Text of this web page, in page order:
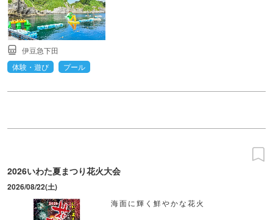
伊豆急下田
体験・遊び
プール
2026いわた夏まつり花火大会
2026/08/22(土)
海面に輝く鮮やかな花火